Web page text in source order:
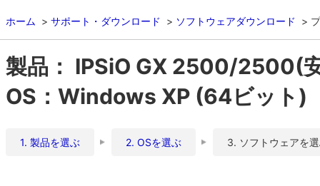
ホーム サポート・ダウンロード ソフトウェアダウンロード
製品： IPSiO GX 2500/2500(
OS：Windows XP (64ビット)
1. 製品を選ぶ 2. OSを選ぶ 3. ソフトウェアを